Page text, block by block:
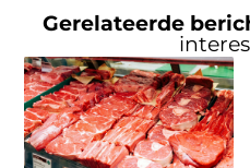
Gerelateerde